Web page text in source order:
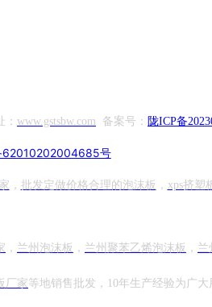
www.gstsbw.com 备案号： 陇ICP备
62010202004685号
， 批发定做价格合理的泡沫板 ， xps挤塑
， 兰州泡沫板 ， 兰州聚苯乙烯泡沫板 ， 兰
厂家等地销售批发，10年生产经验为广大